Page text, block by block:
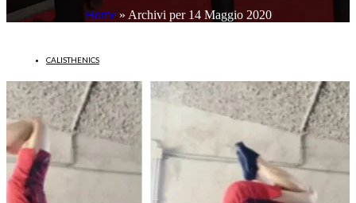
Home» Archivi per 14 Maggio 2020
CALISTHENICS